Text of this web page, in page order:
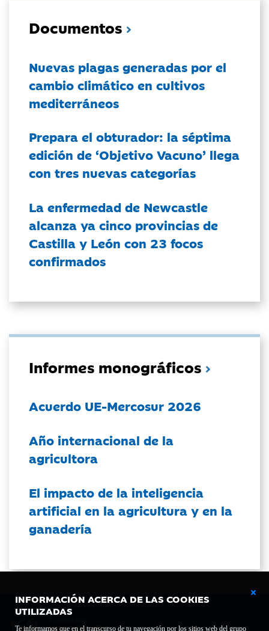
INFORMACIÓN ACERCA DE LAS COOKIES
UTILIZADAS
Te informamos que en el transcurso de tu navegación por los sitios web del grupo
Documentos
Nuevas plagas generadas por el
cambio climático en cultivos
mediterráneos
Prepara el obturador: la séptima
edición de ‘Objetivo Vacuno’ llega
con tres nuevas categorías
La enfermedad de Newcastle
alcanza ya cinco provincias de
Castilla y León con 23 focos
confirmados
Informes monográficos
Acuerdo UE-Mercosur 2026
Año internacional de la
agricultora
El impacto de la inteligencia
artificial en la agricultura y en la
ganadería